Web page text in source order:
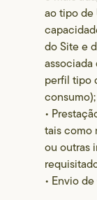
ao tipo de
do Site e
perfil tipo
consumo);
•
tais como
ou outras
• Envio